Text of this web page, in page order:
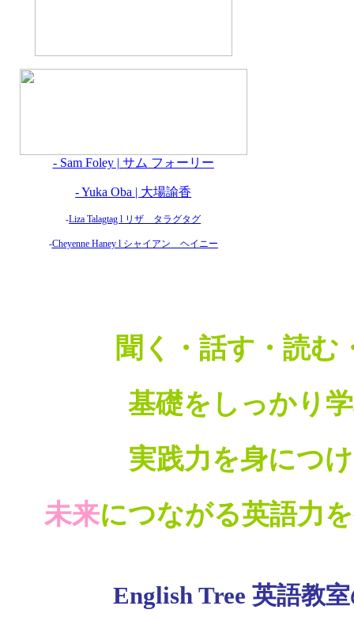
- Sam Foley | サム フォーリー
-Yuka Oba | 大場諭香
-Liza Talagtag l リザ タラグタグ
-Cheyenne Haney l シャイアン ヘイニー
聞く・話す・読む
基礎をしっかり
実践力を身につ
未来につながる英語力
English Tree 英語教